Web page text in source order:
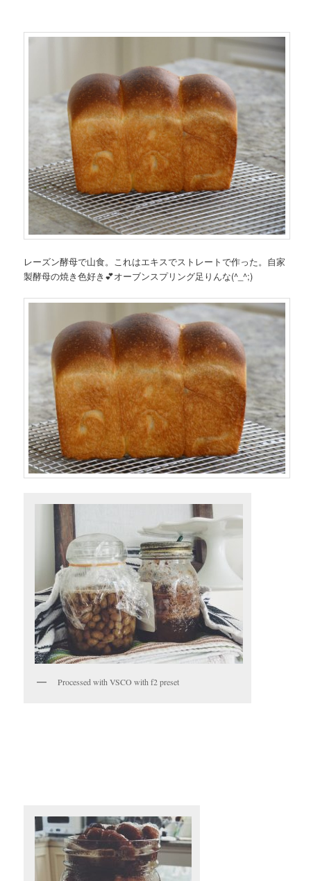
レーズン酵母で山食。これはエキスでストレートで作った。自家
製酵母の焼き色好き💕オーブンスプリング足りんな(^_^;)
Processed with VSCO with f2 preset